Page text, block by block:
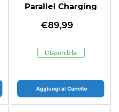
Parallel Charging
€89,99
Disponibile
Aggiungi al Carrello